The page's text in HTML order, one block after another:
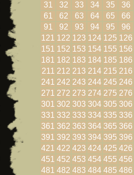
31
32 33 34 35 36
61
62 63 64 65 66
91
92 93 94 95 96
121 122 123 124 125 126
151 152 153 154 155 156
181 182 183 184 185 186
211 212 213 214 215 216
241 242 243 244 245 246
271 272 273 274 275 276
301 302 303 304 305 306
331 332 333 334 335 336
361 362 363 364 365 366
391 392 393 394 395 396
421 422 423 424 425 426
451 452 453 454 455 456
481 482 483 484 485 486